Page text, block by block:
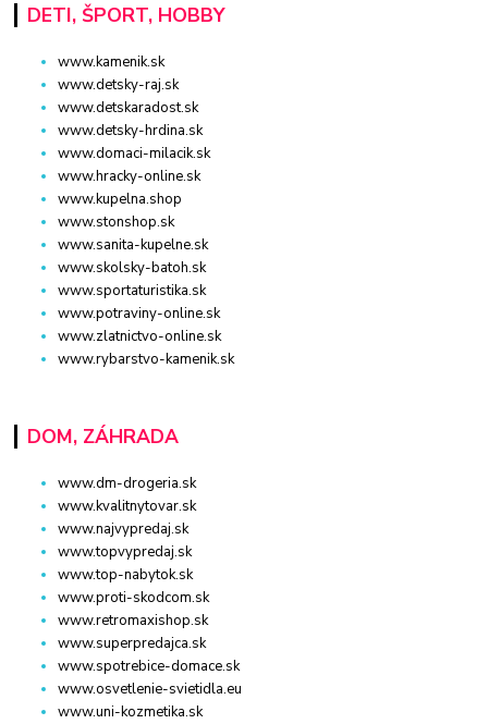
DETI, ŠPORT, HOBBY
www.kamenik.sk
www.detsky-raj.sk
www.detskaradost.sk
www.detsky-hrdina.sk
www.domaci-milacik.sk
www.hracky-online.sk
www.kupelna.shop
www.stonshop.sk
www.sanita-kupelne.sk
www.skolsky-batoh.sk
www.sportaturistika.sk
www.potraviny-online.sk
www.zlatnictvo-online.sk
www.rybarstvo-kamenik.sk
DOM, ZÁHRADA
www.dm-drogeria.sk
www.kvalitnytovar.sk
www.najvypredaj.sk
www.topvypredaj.sk
www.top-nabytok.sk
www.proti-skodcom.sk
www.retromaxishop.sk
www.superpredajca.sk
www.spotrebice-domace.sk
www.osvetlenie-svietidla.eu
www.uni-kozmetika.sk